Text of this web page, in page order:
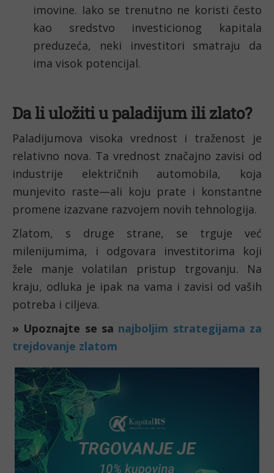
imovine. Iako se trenutno ne koristi često
kao sredstvo investicionog kapitala
preduzeća, neki investitori smatraju da
ima visok potencijal.
Da li uložiti u paladijum ili zlato?
Paladijumova visoka vrednost i traženost je
relativno nova. Ta vrednost značajno zavisi od
industrije električnih automobila, koja
munjevito raste—ali koju prate i konstantne
promene izazvane razvojem novih tehnologija.
Zlatom, s druge strane, se trguje već
milenijumima, i odgovara investitorima koji
žele manje volatilan pristup trgovanju. Na
kraju, odluka je ipak na vama i zavisi od vaših
potreba i ciljeva.
» Upoznajte se sa najboljim strategijama za
trejdovanje zlatom